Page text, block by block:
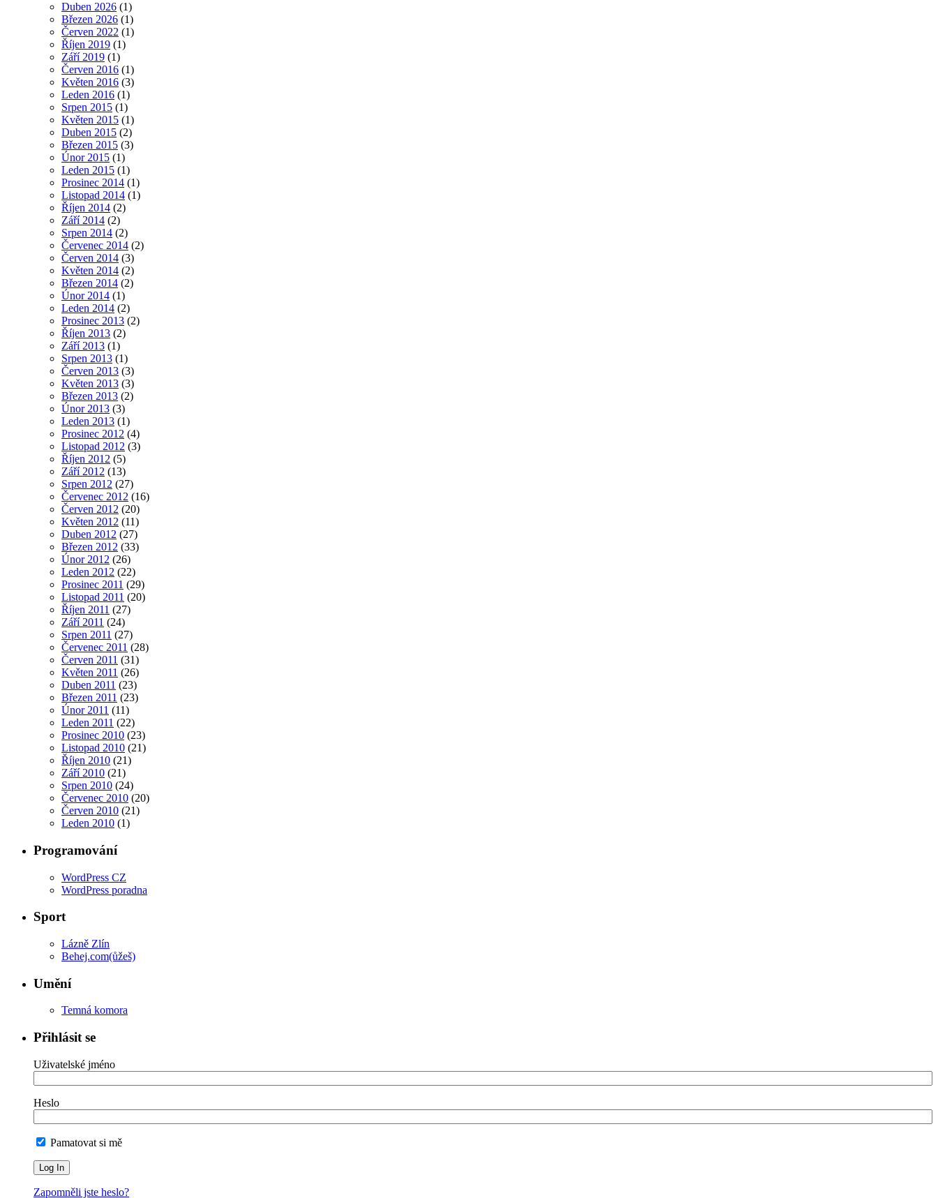
Duben 2026 (1)
Březen 2026 (1)
Červen 2022 (1)
Říjen 2019 (1)
Září 2019 (1)
Červen 2016 (1)
Květen 2016 (3)
Leden 2016 (1)
Srpen 2015 (1)
Květen 2015 (1)
Duben 2015 (2)
Březen 2015 (3)
Únor 2015 (1)
Leden 2015 (1)
Prosinec 2014 (1)
Listopad 2014 (1)
Říjen 2014 (2)
Září 2014 (2)
Srpen 2014 (2)
Červenec 2014 (2)
Červen 2014 (3)
Květen 2014 (2)
Březen 2014 (2)
Únor 2014 (1)
Leden 2014 (2)
Prosinec 2013 (2)
Říjen 2013 (2)
Září 2013 (1)
Srpen 2013 (1)
Červen 2013 (3)
Květen 2013 (3)
Březen 2013 (2)
Únor 2013 (3)
Leden 2013 (1)
Prosinec 2012 (4)
Listopad 2012 (3)
Říjen 2012 (5)
Září 2012 (13)
Srpen 2012 (27)
Červenec 2012 (16)
Červen 2012 (20)
Květen 2012 (11)
Duben 2012 (27)
Březen 2012 (33)
Únor 2012 (26)
Leden 2012 (22)
Prosinec 2011 (29)
Listopad 2011 (20)
Říjen 2011 (27)
Září 2011 (24)
Srpen 2011 (27)
Červenec 2011 (28)
Červen 2011 (31)
Květen 2011 (26)
Duben 2011 (23)
Březen 2011 (23)
Únor 2011 (11)
Leden 2011 (22)
Prosinec 2010 (23)
Listopad 2010 (21)
Říjen 2010 (21)
Září 2010 (21)
Srpen 2010 (24)
Červenec 2010 (20)
Červen 2010 (21)
Leden 2010 (1)
Programování
WordPress CZ
WordPress poradna
Sport
Lázně Zlín
Behej.com(ůžeš)
Umění
Temná komora
Přihlásit se
Uživatelské jméno
Heslo
Pamatovat si mě
Zapomněli jste heslo?